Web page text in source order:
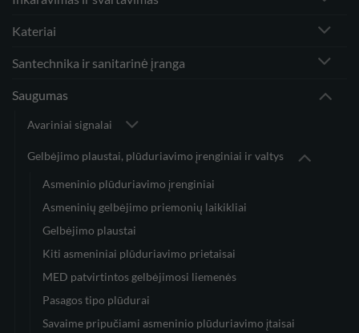
Kateriai
Santechnika ir sanitarinė įranga
Saugumas
Avariniai signalai
Gelbėjimo plaustai, plūduriavimo įrenginiai ir valtys
Asmeninio plūduriavimo įrenginiai
Asmeninių gelbėjimo priemonių laikikliai
Gelbėjimo plaustai
Kiti asmeniniai plūduriavimo prietaisai
MED patvirtintos gelbėjimosi liemenės
Pasagos tipo plūdurai
Savaime pripučiami asmeninio plūduriavimo įtaisai